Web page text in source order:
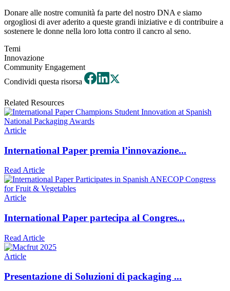
Donare alle nostre comunità fa parte del nostro DNA e siamo
orgogliosi di aver aderito a queste grandi iniziative e di contribuire a
sostenere le donne nella loro lotta contro il cancro al seno.
Temi
Innovazione
Community Engagement
Condividi questa risorsa
Related Resources
Article
International Paper premia l’innovazione...
Read Article
Article
International Paper partecipa al Congres...
Read Article
Article
Presentazione di Soluzioni di packaging ...